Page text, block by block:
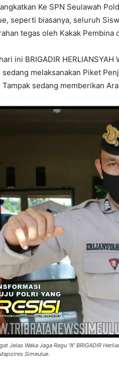
Ke SPN Seulawah
seperti biasanya, seluruh
tegas oleh Kakak Pembina
ini BRIGADIR HERLIANSYAH
melaksanakan Piket
sedang memberikan
Jelas Waka Jaga Regu “A” BRIGADIR
Simeulue.